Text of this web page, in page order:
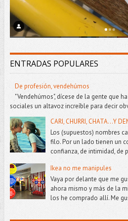
ENTRADAS POPULARES
De profesión, vendehúmos
"Vendehúmos", dícese de la gente que
sociales un altavoz increíble para decir
CARI, CHURRI, CHATA...Y
Los (supuestos) nombres
filo. Por un lado tienen un
confianza, de intimidad, de
Ikea no me manipules
Vaya por delante que me
ahora mismo y más de la
los he comprado allí. Me